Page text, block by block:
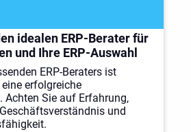
idealen ERP-Berater für
und Ihre ERP-Auswahl
ERP-Beraters ist
erfolgreiche
Achten Sie auf Erfahrung,
und